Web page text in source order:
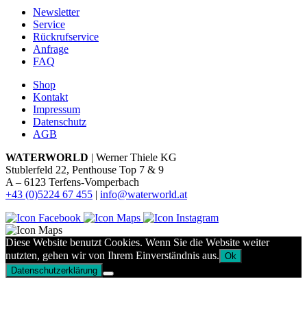
Newsletter
Service
Rückrufservice
Anfrage
FAQ
Shop
Kontakt
Impressum
Datenschutz
AGB
WATERWORLD | Werner Thiele KG
Stublerfeld 22, Penthouse Top 7 & 9
A – 6123 Terfens-Vomperbach
+43 (0)5224 67 455 | info@waterworld.at
Diese Website benutzt Cookies. Wenn Sie die Website weiter
nutzten, gehen wir von Ihrem Einverständnis aus. Ok
Datenschutzerklärung